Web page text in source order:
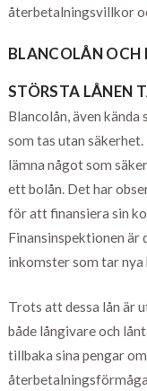
återbetalningsvillkor
BLANCOLÅN
STÖRSTA LÅNEN
Blancolån, även
som tas utan
lämna något som
ett bolån. Det har
för att finansiera sin
Finansinspektionen
inkomster som tar
Trots att dessa lån är
både långivare och
tillbaka sina pengar